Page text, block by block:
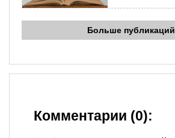
Больше публикаций
Комментарии (0):